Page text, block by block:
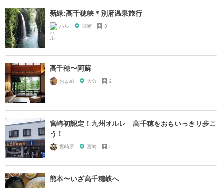
新緑:高千穂峡＊別府温泉旅行
ハル 宮崎 3
高千穂〜阿蘇
おまめ 大分 2
宮崎初認定！九州オルレ 高千穂をおもいっきり歩こ
う！
宮崎県 宮崎 2
熊本〜いざ高千穂峡へ